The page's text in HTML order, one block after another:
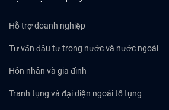
Hỗ trợ doanh nghiệp
Tư vấn đầu tư trong nước và nước ngoài
Hôn nhân và gia đình
Tranh tụng và đại diện ngoài tố tụng